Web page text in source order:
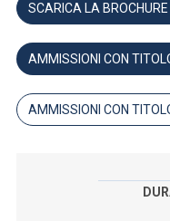
ACCEDI ALLA MAIL
SEI UN DOCENTE O UN
SCARICA LA BROCHURE
AMMISSIONI CON
AMMISSIONI CON